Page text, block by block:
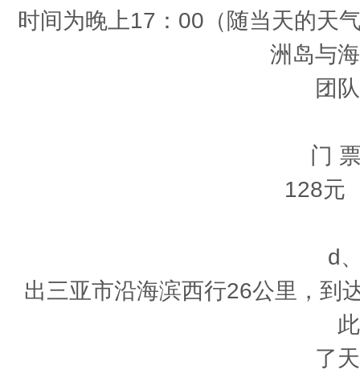
时间为晚上17：00（随当天的天
洲岛与
团
门
128元
d
出三亚市沿海滨西行26公里，到
了